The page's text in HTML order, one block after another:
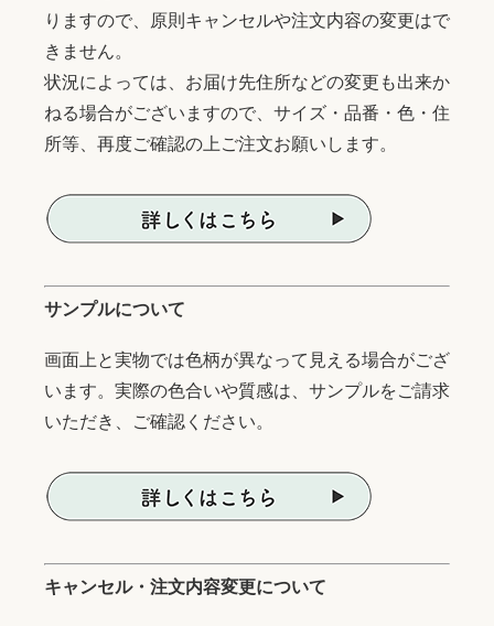
りますので、原則キャンセルや注文内容の変更はで
きません。
状況によっては、お届け先住所などの変更も出来か
ねる場合がございますので、サイズ・品番・色・住
所等、再度ご確認の上ご注文お願いします。
サンプルについて
画面上と実物では色柄が異なって見える場合がござ
います。実際の色合いや質感は、サンプルをご請求
いただき、ご確認ください。
キャンセル・注文内容変更について